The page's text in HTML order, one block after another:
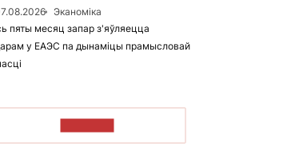
Эканоміка
пяты месяц запар з'яўляецца
у ЕАЭС па дынаміцы прамысловай